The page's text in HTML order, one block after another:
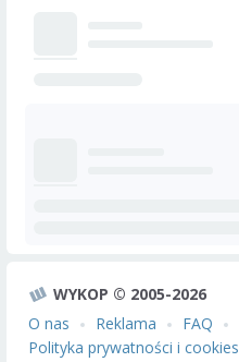
WYKOP © 2005-2026
O nas
Reklama FAQ
Polityka prywatności i cookies